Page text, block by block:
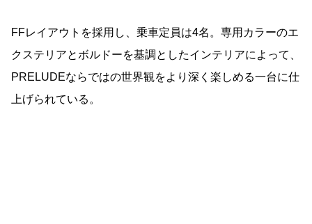
FFレイアウトを採用し、乗車定員は4名。専用カラーのエ
クステリアとボルドーを基調としたインテリアによって、
PRELUDEならではの世界観をより深く楽しめる一台に仕
上げられている。